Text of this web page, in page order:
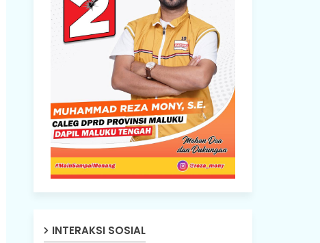
INTERAKSI SOSIAL